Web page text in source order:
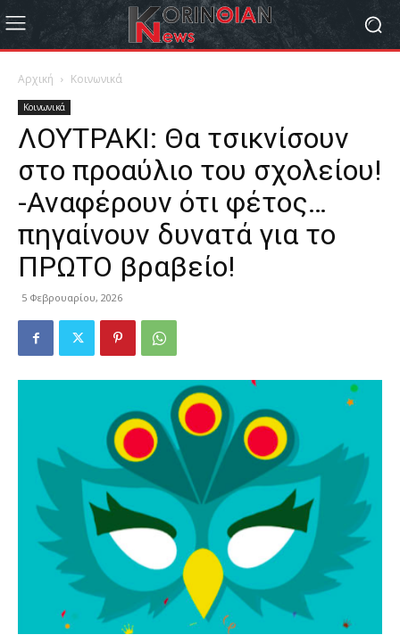
Αρχική Κοινωνικά
Κοινωνικά
ΛΟΥΤΡΑΚΙ: Θα τσικνίσουν
στο προαύλιο του σχολείου!
-Αναφέρουν ότι φέτος…
πηγαίνουν δυνατά για το
ΠΡΩΤΟ βραβείο!
5 Φεβρουαρίου, 2026